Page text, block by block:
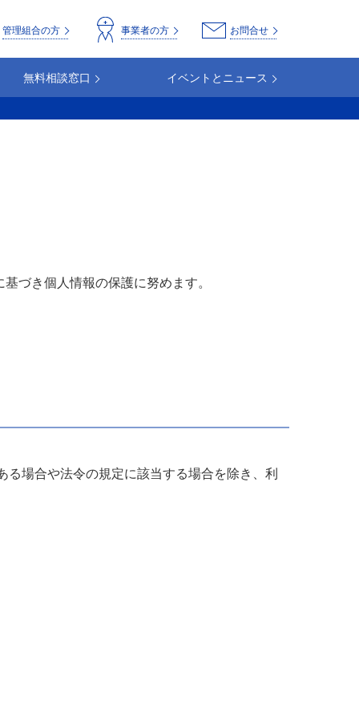
お問合せ
事業者の方
管理組合の方
無料相談窓口 イベントとニュース
づき個人情報の保護に努めます。
場合や法令の規定に該当する場合を除き、利